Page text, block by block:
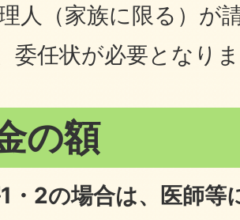
人（家族に限る）が
委任状が必要となり
の額
・2の場合は、医師等